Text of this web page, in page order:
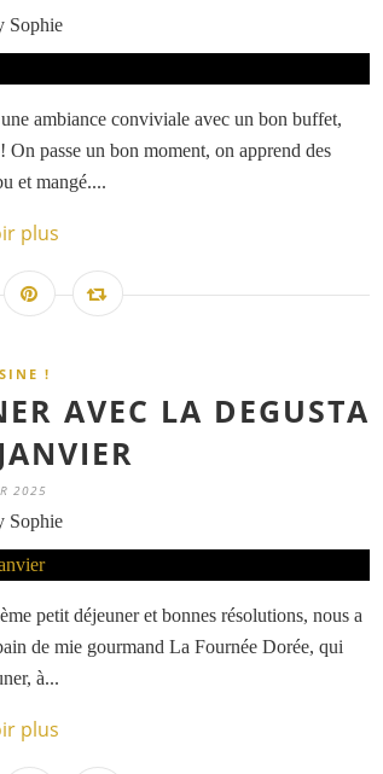
Sophie
ambiance conviviale avec un bon buffet,
passe un bon moment, on apprend des
et mangé....
plus
!
AVEC LA DEGUSTA
2025
Sophie
petit déjeuner et bonnes résolutions, nous a
de mie gourmand La Fournée Dorée, qui
à...
plus